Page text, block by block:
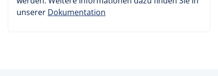
unserer Dokumentation